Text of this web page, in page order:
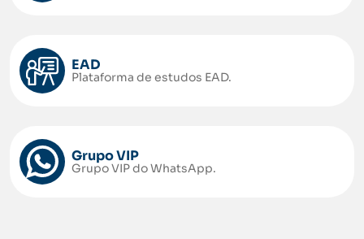
EAD
Plataforma de estudos EAD.
Grupo VIP
Grupo VIP do WhatsApp.